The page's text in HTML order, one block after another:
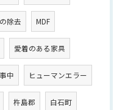
除去 MDF
愛着のある家具
中 ヒューマンエラー
杵島郡 白石町